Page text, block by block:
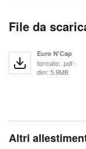
File da
Euro N'Cap
formato: .pdf -
dim: 5.9MB
Altri